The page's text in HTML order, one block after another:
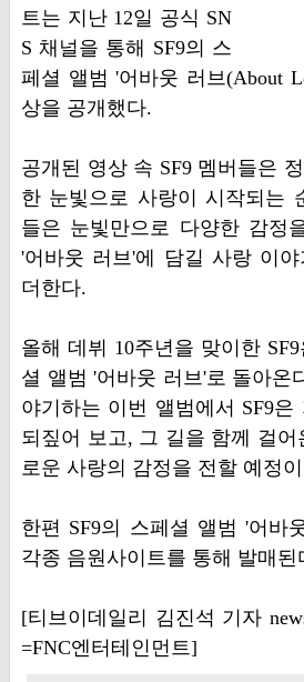
트는 지난 12일 공식 SN
S 채널을 통해 SF9의 스
페셜 앨범 '어바웃 러브(About
상을 공개했다.
공개된 영상 속 SF9 멤버들은
한 눈빛으로 사랑이 시작되는
들은 눈빛만으로 다양한 감정
'어바웃 러브'에 담길 사랑 이
더한다.
올해 데뷔 10주년을 맞이한
셜 앨범 '어바웃 러브'로 돌아온
야기하는 이번 앨범에서 SF9은
되짚어 보고, 그 길을 함께 걸어
로운 사랑의 감정을 전할 예정
한편 SF9의 스페셜 앨범 '어바
각종 음원사이트를 통해 발매된
[티브이데일리 김진석 기자
=FNC엔터테인먼트]